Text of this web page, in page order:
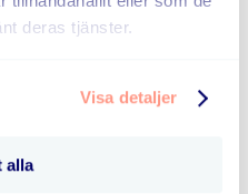
deras tjänster.
Visa detaljer
alla
i genomförandet
av åtgärder